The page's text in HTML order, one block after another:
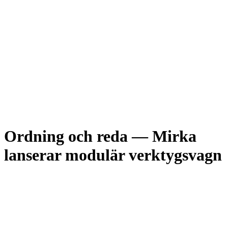
Ordning och reda — Mirka
lanserar modulär verktygsvagn